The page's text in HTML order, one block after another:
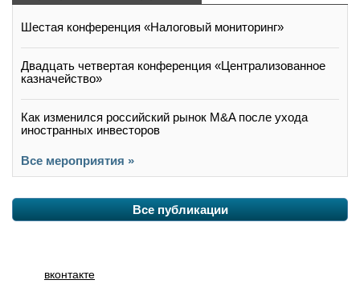
Шестая конференция «Налоговый мониторинг»
Двадцать четвертая конференция «Централизованное
казначейство»
Как изменился российский рынок M&A после ухода
иностранных инвесторов
Все мероприятия »
Все публикации
вконтакте